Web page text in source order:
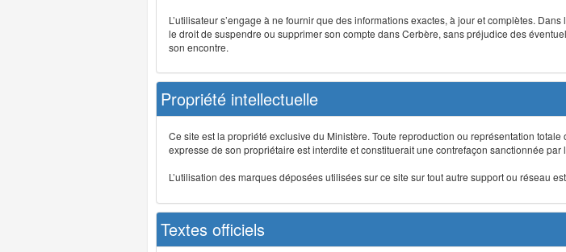
L’utilisateur s’engage à ne fournir que des informations exactes, à jour et complètes.
le droit de suspendre ou supprimer son compte dans Cerbère, sans préjudice des
son encontre.
Propriété intellectuelle
Ce site est la propriété exclusive du Ministère. Toute reproduction ou représentation
expresse de son propriétaire est interdite et constituerait une contrefaçon sanctionnée
L’utilisation des marques déposées utilisées sur ce site sur tout autre support ou réseau
Textes officiels